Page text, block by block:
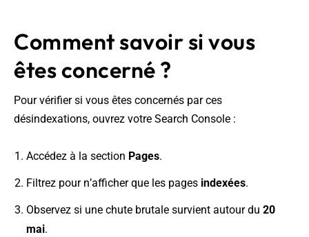
Comment savoir si vous
êtes concerné ?
Pour vérifier si vous êtes concernés par ces
désindexations, ouvrez votre Search Console :
Accédez à la section Pages.
Filtrez pour n’afficher que les pages indexées.
Observez si une chute brutale survient autour du20
mai.